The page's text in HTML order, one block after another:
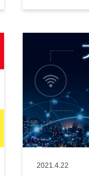
GOLD」です
2021.4.22